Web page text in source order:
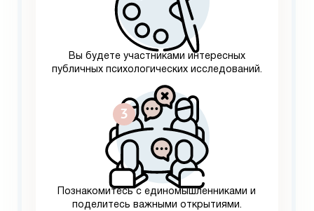
Вы будете участниками интересных
публичных психологических исследований.
Познакомитесь с единомышленниками и
поделитесь важными открытиями.